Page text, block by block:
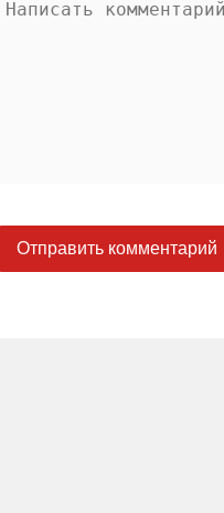
Отправить комментарий